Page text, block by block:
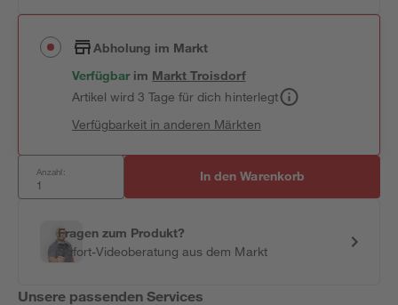
Abholung im Markt
Verfügbar im MarktTroisdorf
Artikel wird 3 Tage für dich hinterlegt
Verfügbarkeit in anderen Märkten
Anzahl: In den Warenkorb
Fragen zum Produkt?
Sofort-Videoberatung aus dem Markt
Unsere passenden Services